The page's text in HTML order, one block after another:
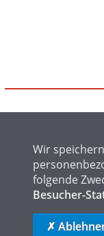
FAQ
Wir
folgende
Besucher-
✗